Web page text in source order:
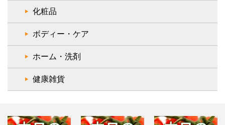
化粧品
ボディー・ケア
ホーム・洗剤
健康雑貨